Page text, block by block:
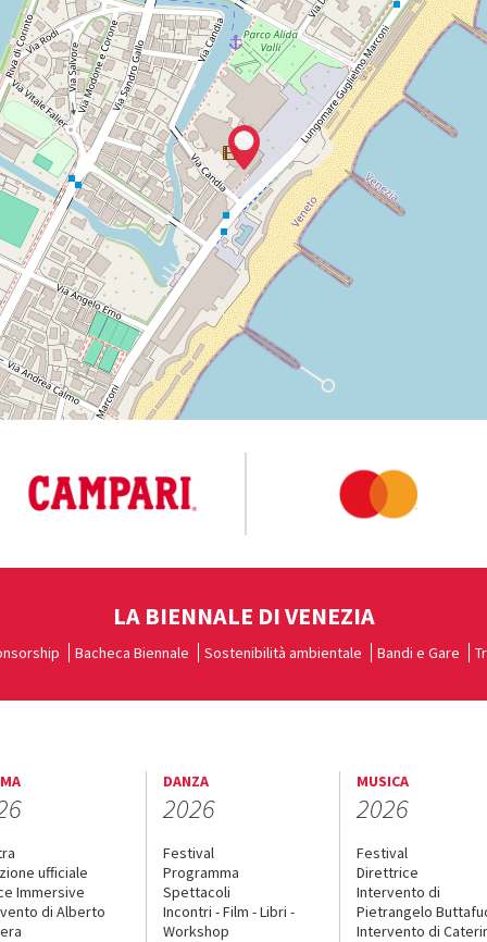
LA BIENNALE DI VENEZIA
Bacheca Biennale Sostenibilità ambientale Bandi e Gare
ufficiale
Immersive
di Alberto
DANZA
2026
Festival
Programma
Spettacoli
Incontri - Film - Libri -
Workshop
MUSICA
2026
Festival
Direttrice
Intervento di
Pietrangelo
Intervento di